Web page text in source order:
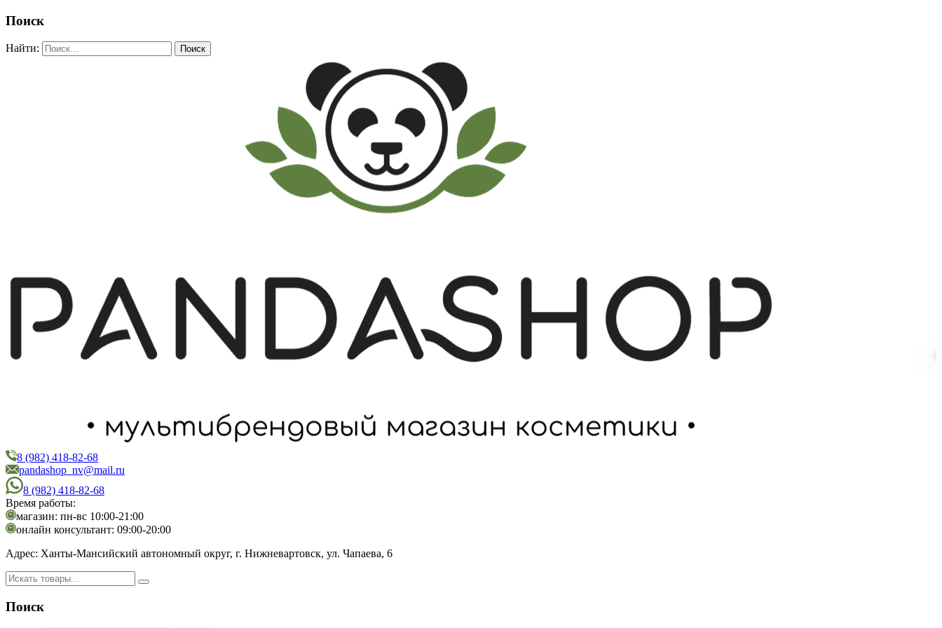
Поиск
Найти:
PandaShop
Интернет-магазин косметики
8 (982) 418-82-68
pandashop_nv@mail.ru
8 (982) 418-82-68
Время работы:
магазин: пн-вс 10:00-21:00
онлайн консультант: 09:00-20:00
Адрес: Ханты-Мансийский автономный округ, г. Нижневартовск, ул. Чапаева, 6
Поиск